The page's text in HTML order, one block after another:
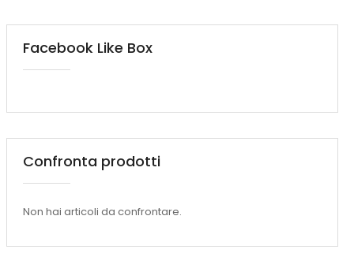
Facebook Like Box
Confronta prodotti
Non hai articoli da confrontare.